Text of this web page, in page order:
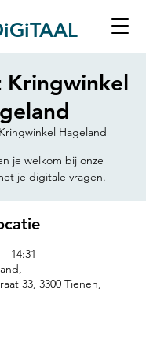
Kringwinkel
Kringwinkel Hageland
je welkom bij onze
je digitale vragen.
14:31
33, 3300 Tienen,